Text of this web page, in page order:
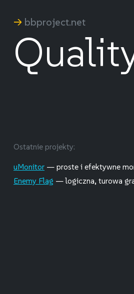
-> bbproject.net
Ostatnie projekty:
uMonitor — proste i efektywne
Enemy Flag — logiczna, turowa